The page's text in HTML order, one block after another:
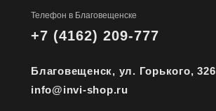
Телефон в Благовещенске
+7 (4162) 209-777
Благовещенск, ул. Горького, 326
info@invi-shop.ru